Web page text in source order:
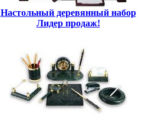
Настольный деревянный набор
Лидер продаж!